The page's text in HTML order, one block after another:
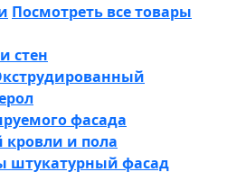
Посмотреть все товары
стен
фасада
кровли и пола
штукатурный фасад